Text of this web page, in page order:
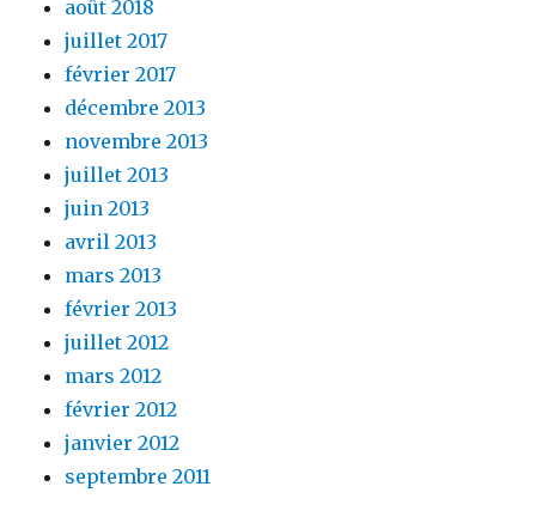
août 2018
juillet 2017
février 2017
décembre 2013
novembre 2013
juillet 2013
juin 2013
avril 2013
mars 2013
février 2013
juillet 2012
mars 2012
février 2012
janvier 2012
septembre 2011